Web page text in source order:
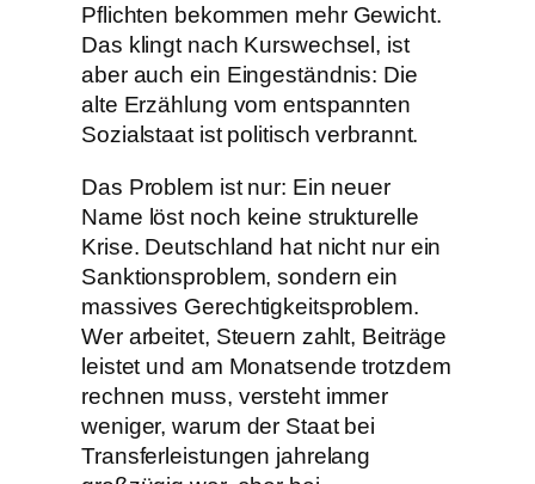
Pflichten bekommen mehr Gewicht.
Das klingt nach Kurswechsel, ist
aber auch ein Eingeständnis: Die
alte Erzählung vom entspannten
Sozialstaat ist politisch verbrannt.
Das Problem ist nur: Ein neuer
Name löst noch keine strukturelle
Krise. Deutschland hat nicht nur ein
Sanktionsproblem, sondern ein
massives Gerechtigkeitsproblem.
Wer arbeitet, Steuern zahlt, Beiträge
leistet und am Monatsende trotzdem
rechnen muss, versteht immer
weniger, warum der Staat bei
Transferleistungen jahrelang